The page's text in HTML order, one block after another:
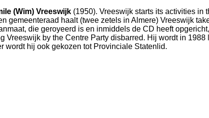
(Wim) Vreeswijk (1950). Vreeswijk starts its activities in
gemeenteraad haalt (twee zetels in Almere) Vreeswijk
die geroyeerd is en inmiddels de CD heeft
Vreeswijk by the Centre Party disbarred. Hij wordt in
wordt hij ook gekozen tot Provinciale Statenlid.